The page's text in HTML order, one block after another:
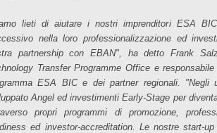
lieti di aiutare i nostri imprenditori ESA
nella loro professionalizzazione ed
partnership con EBAN", ha detto Frank
Transfer Programme Office e
ESA BIC e dei partner regionali. "Negli
Angel ed investimenti Early-Stage per
propri programmi di promozione,
ed investor-accreditation. Le nostre start-